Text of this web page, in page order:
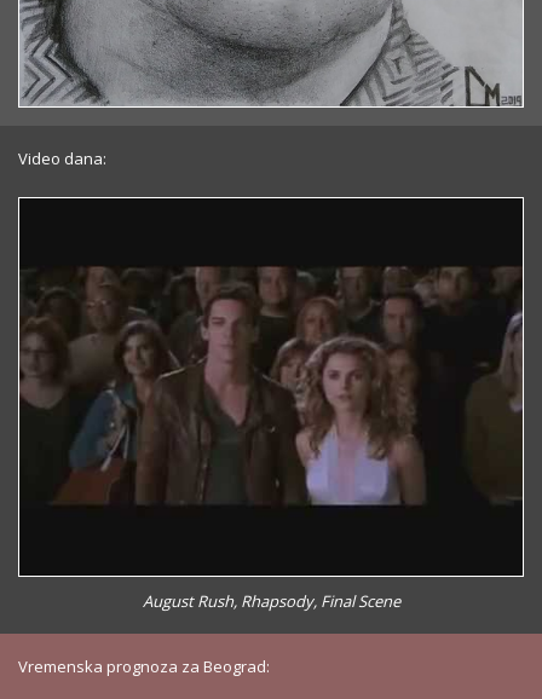
Video dana:
August Rush, Rhapsody, Final Scene
Vremenska prognoza za Beograd: